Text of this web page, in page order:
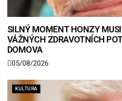
SILNÝ MOMENT HONZY
VÁŽNÝCH ZDRAVOTNÍCH
DOMOVA
05/08/2026
KULTURA